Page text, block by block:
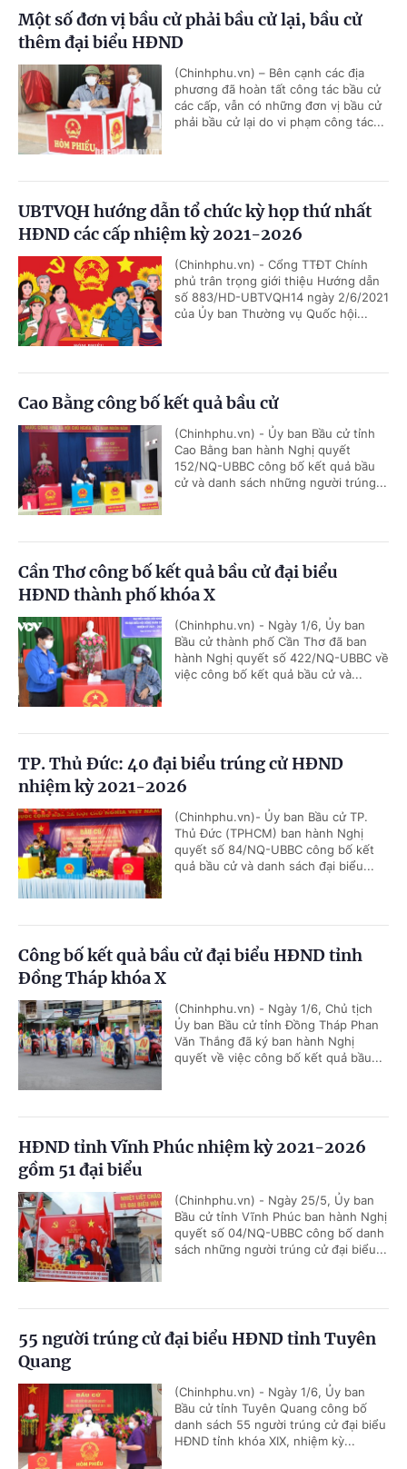
Một số đơn vị bầu cử phải bầu cử lại, bầu cử
thêm đại biểu HĐND
(Chinhphu.vn) – Bên cạnh các địa
phương đã hoàn tất công tác bầu cử
các cấp, vẫn có những đơn vị bầu cử
phải bầu cử lại do vi phạm công tác...
UBTVQH hướng dẫn tổ chức kỳ họp thứ nhất
HĐND các cấp nhiệm kỳ 2021-2026
(Chinhphu.vn) - Cổng TTĐT Chính
phủ trân trọng giới thiệu Hướng dẫn
số 883/HD-UBTVQH14 ngày 2/6/2021
của Ủy ban Thường vụ Quốc hội...
Cao Bằng công bố kết quả bầu cử
(Chinhphu.vn) - Ủy ban Bầu cử tỉnh
Cao Bằng ban hành Nghị quyết
152/NQ-UBBC công bố kết quả bầu
cử và danh sách những người trúng...
Cần Thơ công bố kết quả bầu cử đại biểu
HĐND thành phố khóa X
(Chinhphu.vn) - Ngày 1/6, Ủy ban
Bầu cử thành phố Cần Thơ đã ban
hành Nghị quyết số 422/NQ-UBBC về
việc công bố kết quả bầu cử và...
TP. Thủ Đức: 40 đại biểu trúng cử HĐND
nhiệm kỳ 2021-2026
(Chinhphu.vn)- Ủy ban Bầu cử TP.
Thủ Đức (TPHCM) ban hành Nghị
quyết số 84/NQ-UBBC công bố kết
quả bầu cử và danh sách đại biểu...
Công bố kết quả bầu cử đại biểu HĐND tỉnh
Đồng Tháp khóa X
(Chinhphu.vn) - Ngày 1/6, Chủ tịch
Ủy ban Bầu cử tỉnh Đồng Tháp Phan
Văn Thắng đã ký ban hành Nghị
quyết về việc công bố kết quả bầu...
HĐND tỉnh Vĩnh Phúc nhiệm kỳ 2021-2026
gồm 51 đại biểu
(Chinhphu.vn) - Ngày 25/5, Ủy ban
Bầu cử tỉnh Vĩnh Phúc ban hành Nghị
quyết số 04/NQ-UBBC công bố danh
sách những người trúng cử đại biểu...
55 người trúng cử đại biểu HĐND tỉnh Tuyên
Quang
(Chinhphu.vn) - Ngày 1/6, Ủy ban
Bầu cử tỉnh Tuyên Quang công bố
danh sách 55 người trúng cử đại biểu
HĐND tỉnh khóa XIX, nhiệm kỳ...